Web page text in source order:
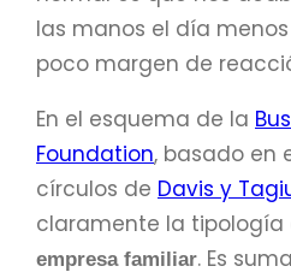
las manos el día
poco margen de
En el esquema de la
Foundation, basado en
círculos de Davis y
claramente la tipología
empresa familiar. Es